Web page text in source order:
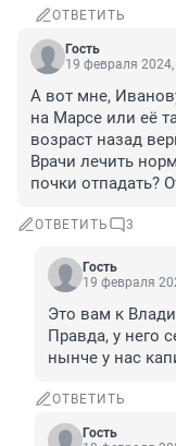
ОТВЕТИТЬ
Гость
19 февраля 2024,
А вот мне,
на Марсе или её
возраст назад
Врачи лечить
почки отпадать?
ОТВЕТИТЬ 3
Гость
19 февраля
Это вам к
Правда, у него
нынче у нас
ОТВЕТИТЬ
Гость